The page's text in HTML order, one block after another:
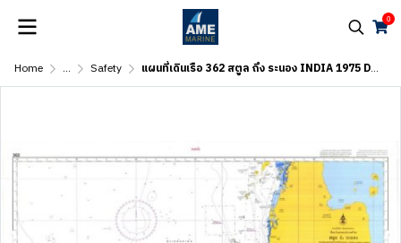
0
Home ... Safety แผนที่เดินเรือ 362 สตูล ถึง ระนอง INDIA 1975 DATUM Marine Map / Chart